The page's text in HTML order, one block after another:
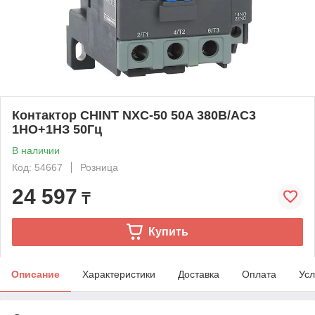
Контактор CHINT NXC-50 50A 380В/АС3
1НО+1НЗ 50Гц
В наличии
Код: 54667
Розница
24 597 ₸
Купить
Описание Характеристики Доставка Оплата